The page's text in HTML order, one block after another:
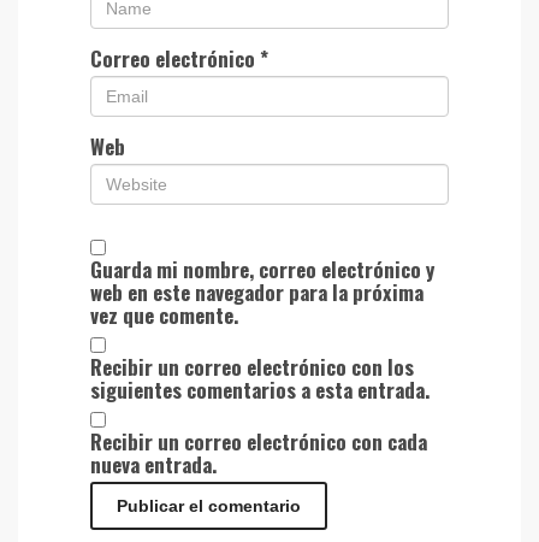
Correo electrónico *
Web
Guarda mi nombre, correo electrónico y
web en este navegador para la próxima
vez que comente.
Recibir un correo electrónico con los
siguientes comentarios a esta entrada.
Recibir un correo electrónico con cada
nueva entrada.